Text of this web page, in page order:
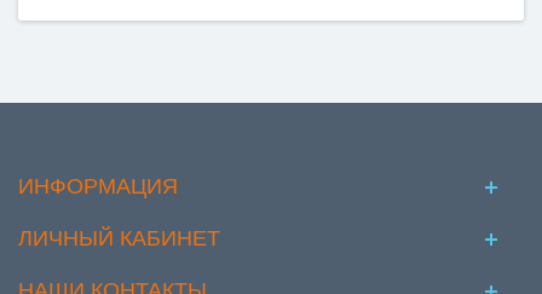
ИНФОРМАЦИЯ
ЛИЧНЫЙ КАБИНЕТ